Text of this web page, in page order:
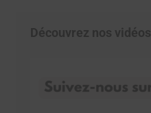
Découvrez nos vidéos